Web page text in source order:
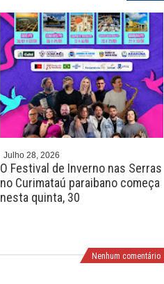
Julho 28, 2026
O Festival de Inverno nas Serras
no Curimataú paraibano começa
nesta quinta, 30
P
r
e
v
N
x
t
Nenhum comentário